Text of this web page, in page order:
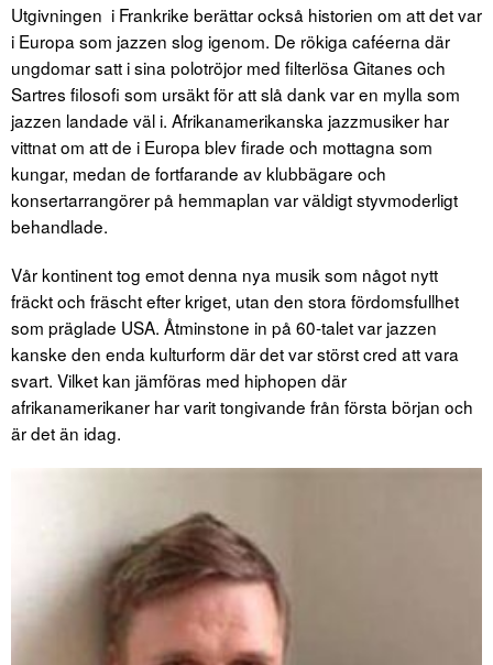
Utgivningen i Frankrike berättar också historien om att det var
i Europa som jazzen slog igenom. De rökiga caféerna där
ungdomar satt i sina polotröjor med filterlösa Gitanes och
Sartres filosofi som ursäkt för att slå dank var en mylla som
jazzen landade väl i. Afrikanamerikanska jazzmusiker har
vittnat om att de i Europa blev firade och mottagna som
kungar, medan de fortfarande av klubbägare och
konsertarrangörer på hemmaplan var väldigt styvmoderligt
behandlade.
Vår kontinent tog emot denna nya musik som något nytt
fräckt och fräscht efter kriget, utan den stora fördomsfullhet
som präglade USA. Åtminstone in på 60-talet var jazzen
kanske den enda kulturform där det var störst cred att vara
svart. Vilket kan jämföras med hiphopen där
afrikanamerikaner har varit tongivande från första början och
är det än idag.